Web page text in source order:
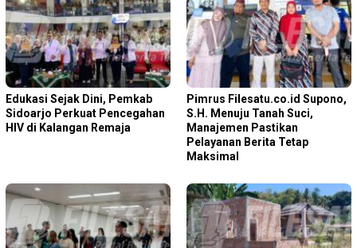
Edukasi Sejak Dini, Pemkab
Sidoarjo Perkuat Pencegahan
HIV di Kalangan Remaja
Pimrus Filesatu.co.id Supono,
S.H. Menuju Tanah Suci,
Manajemen Pastikan
Pelayanan Berita Tetap
Maksimal